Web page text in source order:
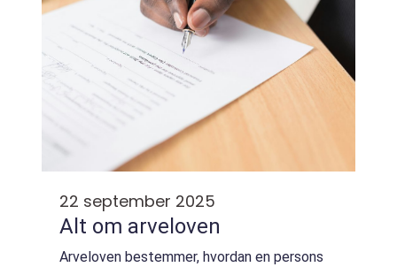
22 september 2025
Alt om arveloven
Arveloven bestemmer, hvordan en persons